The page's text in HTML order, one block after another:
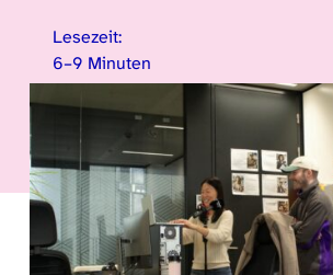
Lesezeit:
6–9 Minuten